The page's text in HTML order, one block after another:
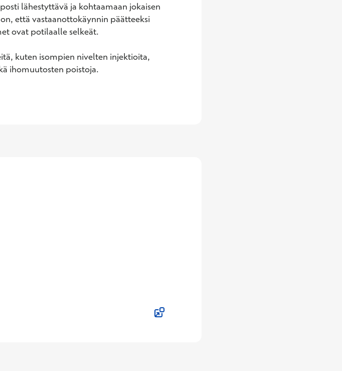
lähestyttävä ja kohtaamaan jokaisen
että vastaanottokäynnin päätteeksi
ovat potilaalle selkeät.
kuten isompien nivelten injektioita,
ihomuutosten poistoja.